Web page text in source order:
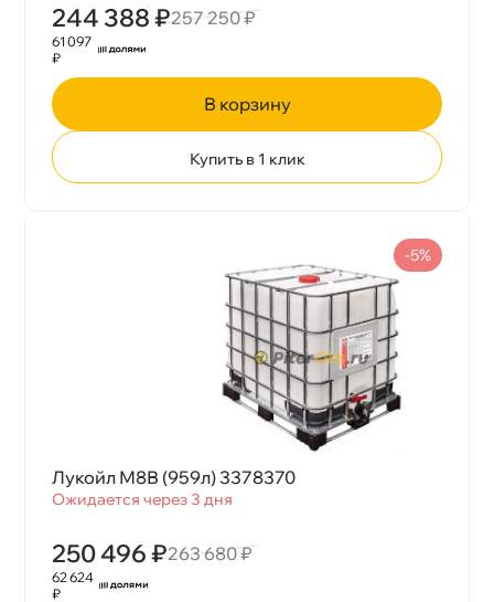
244 388 ₽257 250 ₽
61 097
₽
корзину
Купить в 1 клик
Лукойл М8В (959л) 3378370
Ожидается через 3 дня
250 496 ₽263 680 ₽
-5%
62 624
₽